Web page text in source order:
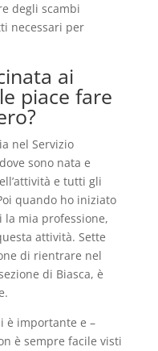
degli scambi
necessari per
ai
piace fare
nel Servizio
sono nata e
e tutti gli
quando ho iniziato
mia professione,
attività. Sette
di rientrare nel
di Biasca, è
è importante e –
è sempre facile visti